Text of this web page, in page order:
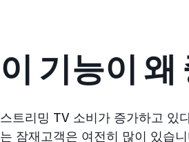
이 기능이
스트리밍 TV 소비가 증가하고 있
는 잠재고객은 여전히 많이 있습